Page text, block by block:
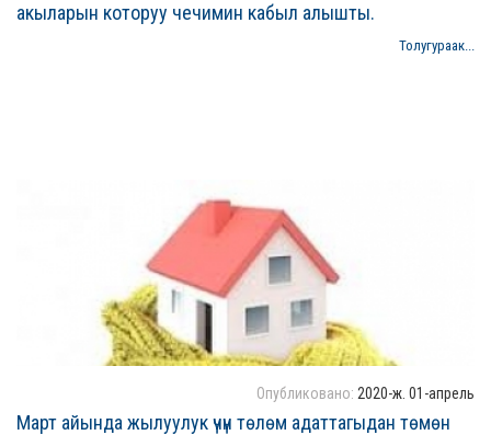
акыларын которуу чечимин кабыл алышты.
Толугураак...
Опубликовано: 2020-ж. 01-апрель
Март айында жылуулук үчүн төлөм адаттагыдан төмөн